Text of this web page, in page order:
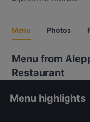
Menu Photos
Menu from
Restaurant
Menu highlights